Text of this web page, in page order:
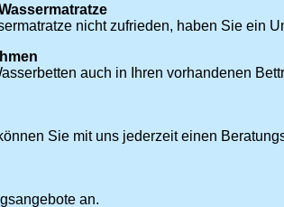
nicht zufrieden, haben Sie ein
auch in Ihren vorhandenen
Sie mit uns jederzeit einen
an.